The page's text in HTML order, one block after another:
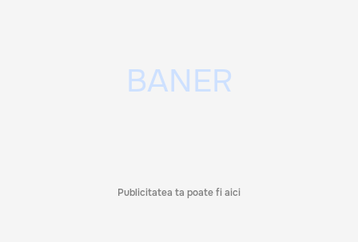
Publicitatea ta poate fi aici